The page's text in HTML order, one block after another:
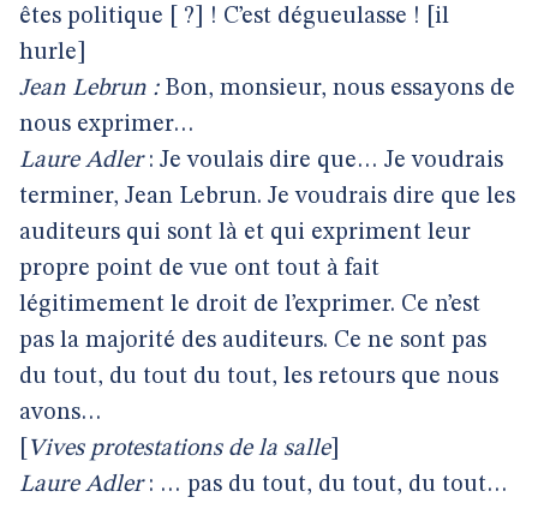
êtes politique [ ?] ! C’est dégueulasse ! [il
hurle]
Jean Lebrun : Bon, monsieur, nous essayons de
nous exprimer…
Laure Adler: Je voulais dire que… Je voudrais
terminer, Jean Lebrun. Je voudrais dire que les
auditeurs qui sont là et qui expriment leur
propre point de vue ont tout à fait
légitimement le droit de l’exprimer. Ce n’est
pas la majorité des auditeurs. Ce ne sont pas
du tout, du tout du tout, les retours que nous
avons…
Vives protestations de la salle]
Laure Adler: … pas du tout, du tout, du tout…